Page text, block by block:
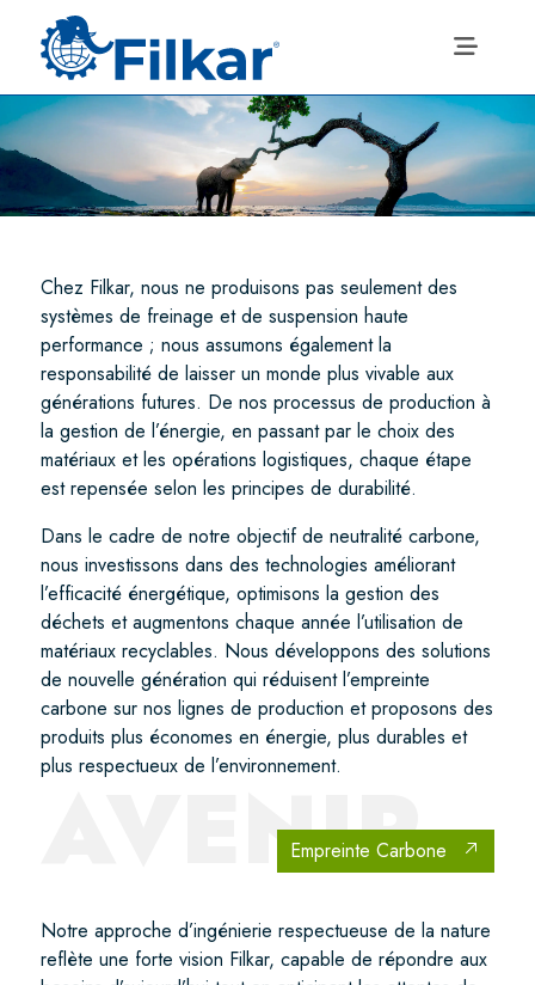
Chez Filkar, nous ne produisons pas seulement des
systèmes de freinage et de suspension haute
performance ; nous assumons également la
responsabilité de laisser un monde plus vivable aux
générations futures. De nos processus de production à
la gestion de l’énergie, en passant par le choix des
matériaux et les opérations logistiques, chaque étape
est repensée selon les principes de durabilité.
Dans le cadre de notre objectif de neutralité carbone,
nous investissons dans des technologies améliorant
l’efficacité énergétique, optimisons la gestion des
déchets et augmentons chaque année l’utilisation de
matériaux recyclables. Nous développons des solutions
de nouvelle génération qui réduisent l’empreinte
carbone sur nos lignes de production et proposons des
produits plus économes en énergie, plus durables et
plus respectueux de l’environnement.
AVENIR
Empreinte Carbone
Notre approche d’ingénierie respectueuse de la nature
reflète une forte vision Filkar, capable de répondre aux